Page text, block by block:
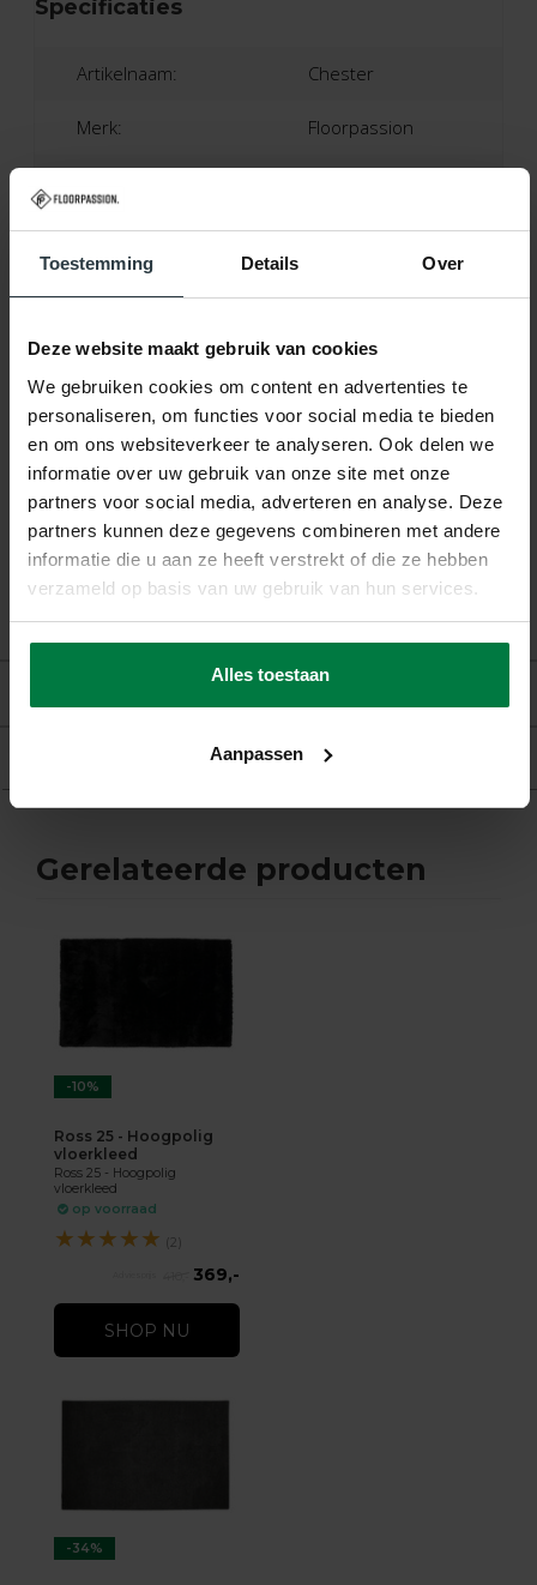
Toestemming Details Over
Deze website maakt gebruik van cookies
We gebruiken cookies om content en advertenties te
personaliseren, om functies voor social media te bieden
en om ons websiteverkeer te analyseren. Ook delen we
informatie over uw gebruik van onze site met onze
partners voor social media, adverteren en analyse. Deze
partners kunnen deze gegevens combineren met andere
informatie die u aan ze heeft verstrekt of die ze hebben
verzameld op basis van uw gebruik van hun services.
Alles toestaan
Aanpassen
Beoordelingen
Specificaties
Artikelnaam: Chester
Merk: Floorpassion
Materiaal: 100% Polyester
Productietechniek: Machinaal Getuft
Productieland: Nederland
Garantie: 2 Jaar Fabrieksgarantie
Patroon: Effen
Vloerverwarming: Geschikt
Gerelateerde producten
-10%
Ross 25 - Hoogpolig
vloerkleed
Ross 25 - Hoogpolig
vloerkleed
op voorraad
★★★★★ (2)
369,-
SHOP NU
-34%